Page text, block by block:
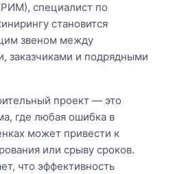
специалист по
становится
звеном между
заказчиками и подрядными
проект — это
где любая ошибка в
может привести к
или срыву сроков.
что эффективность